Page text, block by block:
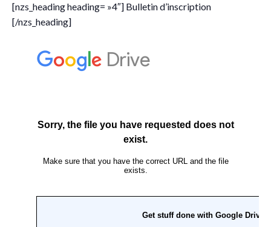
[nzs_heading heading= »4″] Bulletin d’inscription
[/nzs_heading]